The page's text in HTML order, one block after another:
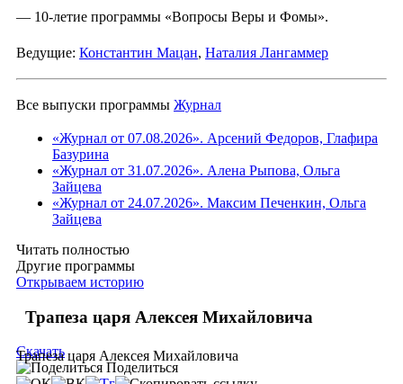
— 10-летие программы «Вопросы Веры и Фомы».
Ведущие: Константин Мацан, Наталия Лангаммер
Все выпуски программы Журнал
«Журнал от 07.08.2026». Арсений Федоров, Глафира
Базурина
«Журнал от 31.07.2026». Алена Рыпова, Ольга
Зайцева
«Журнал от 24.07.2026». Максим Печенкин, Ольга
Зайцева
Читать полностью
Другие программы
Открываем историю
Трапеза царя Алексея Михайловича
Трапеза царя Алексея Михайловича
Скачать
Поделиться